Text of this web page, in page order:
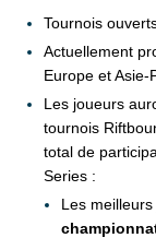
Tournois
Actuellement
Europe et Asie-
Les joueurs
tournois
total de
Series :
Les